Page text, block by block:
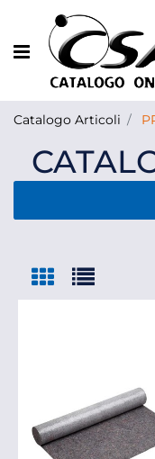
Open menu
Catalogo Articoli